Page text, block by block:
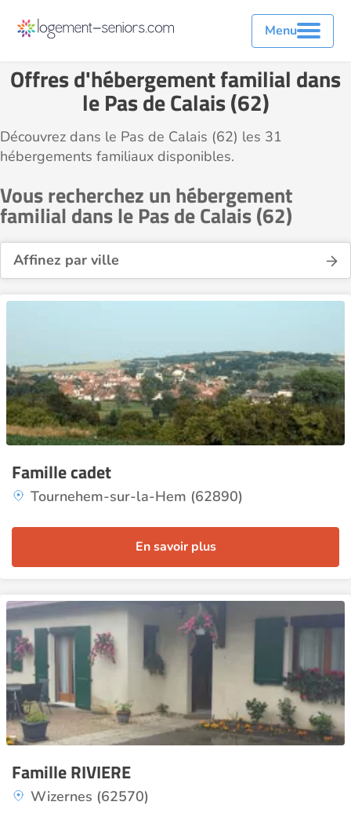
Menu
Offres d'hébergement familial dans
le Pas de Calais (62)
Découvrez dans le Pas de Calais (62) les 31
hébergements familiaux disponibles.
Vous recherchez un hébergement
familial dans le Pas de Calais (62)
Affinez par ville
Famille cadet
Tournehem-sur-la-Hem (62890)
En savoir plus
Famille RIVIERE
Wizernes (62570)